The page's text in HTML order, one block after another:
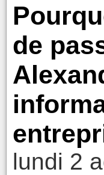
de
lundi 2